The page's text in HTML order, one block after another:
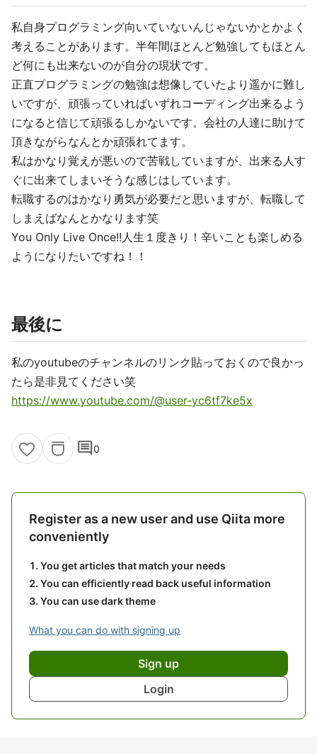
私自身プログラミング向いていないんじゃないかとかよく
考えることがあります。半年間ほとんど勉強してもほとん
ど何にも出来ないのが自分の現状です。
正直プログラミングの勉強は想像していたより遥かに難し
いですが、頑張っていればいずれコーディング出来るよう
になると信じて頑張るしかないです。会社の人達に助けて
頂きながらなんとか頑張れてます。
私はかなり覚えが悪いので苦戦していますが、出来る人す
ぐに出来てしまいそうな感じはしています。
転職するのはかなり勇気が必要だと思いますが、転職して
しまえばなんとかなります笑
You Only Live Once!!人生１度きり！辛いことも楽しめる
ようになりたいですね！！
最後に
私のyoutubeのチャンネルのリンク貼っておくので良かっ
たら是非見てください笑
https://www.youtube.com/@user-yc6tf7ke5x
comment0
Register as a new user and use Qiita more
conveniently
You get articles that match your needs
You can efficiently read back useful information
You can use dark theme
What you can do with signing up
Sign up
Login